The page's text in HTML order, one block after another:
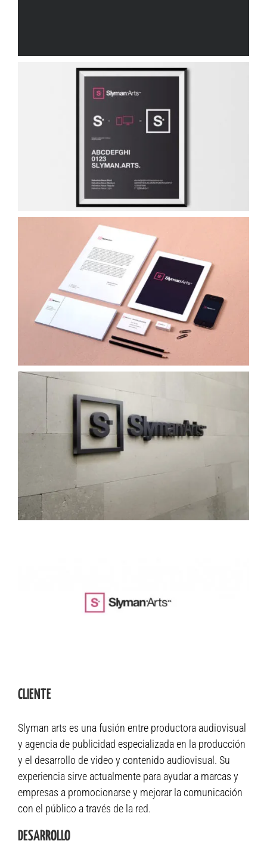
CLIENTE
Slyman arts es una fusión entre productora audiovisual
y agencia de publicidad especializada en la producción
y el desarrollo de video y contenido audiovisual. Su
experiencia sirve actualmente para ayudar a marcas y
empresas a promocionarse y mejorar la comunicación
con el público a través de la red.
DESARROLLO